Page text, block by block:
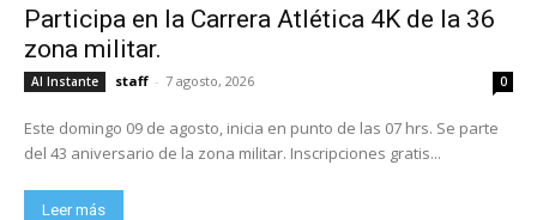
Participa en la Carrera Atlética 4K de la 36
zona militar.
Al Instante staff - 7 agosto, 2026 0
Este domingo 09 de agosto, inicia en punto de las 07 hrs. Se parte
del 43 aniversario de la zona militar. Inscripciones gratis...
Leer más